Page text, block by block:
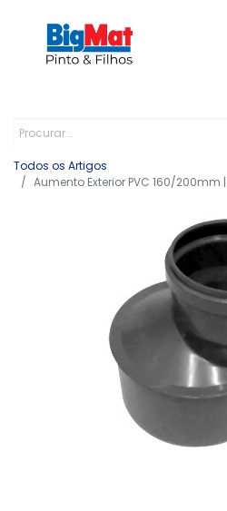
Todos os Artigos
Aumento Exterior PVC 160/200mm